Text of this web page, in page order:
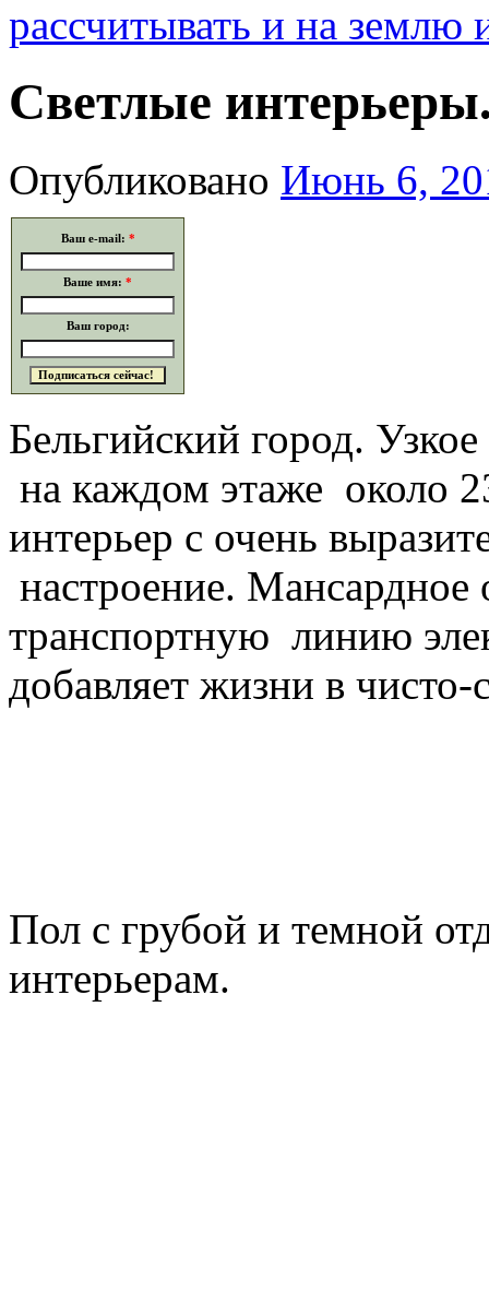
рассчитывать и на землю
Светлые
Опубликовано Июнь 6,
Ваш e-mail: *
Ваше имя: *
Ваш город:
Бельгийский город.
на каждом этаже около
интерьер с очень
настроение.
транспортную линию
добавляет жизни в
Пол с грубой и темной
интерьерам.